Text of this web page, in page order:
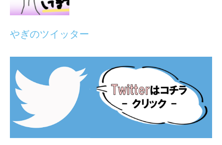
やぎのツイッター